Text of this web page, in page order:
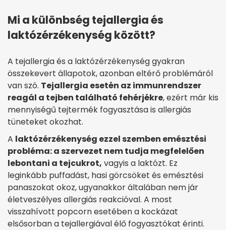
Mi a különbség tejallergia és
laktózérzékenység között?
A tejallergia és a laktózérzékenység gyakran
összekevert állapotok, azonban eltérő problémáról
van szó. Tejallergia esetén az immunrendszer
reagál a tejben található fehérjékre, ezért már kis
mennyiségű tejtermék fogyasztása is allergiás
tüneteket okozhat.
A laktózérzékenység ezzel szemben emésztési
probléma: a szervezet nem tudja megfelelően
lebontani a tejcukrot, vagyis a laktózt. Ez
leginkább puffadást, hasi görcsöket és emésztési
panaszokat okoz, ugyanakkor általában nem jár
életveszélyes allergiás reakcióval. A most
visszahívott popcorn esetében a kockázat
elsősorban a tejallergiával élő fogyasztókat érinti.